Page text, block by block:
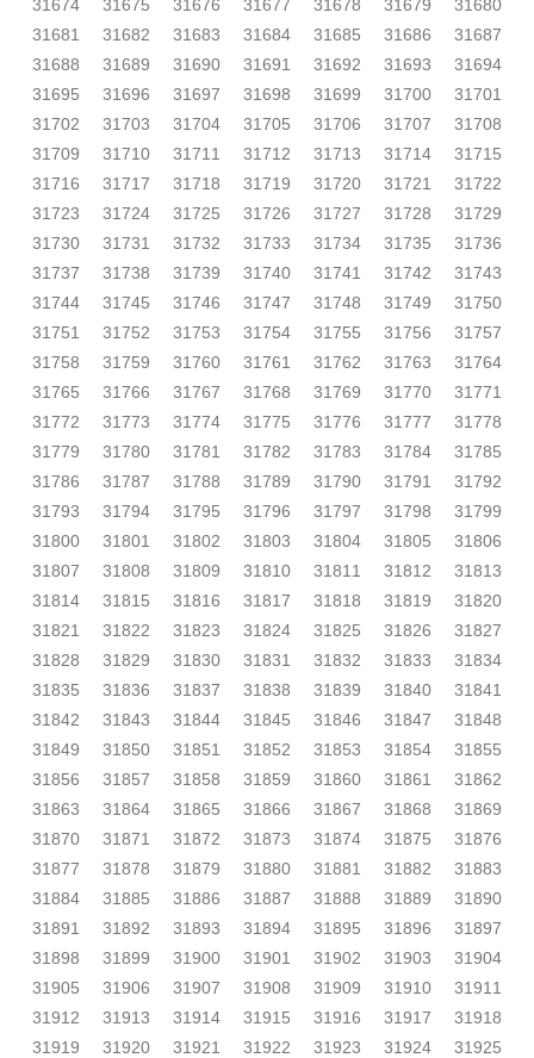
31674 31675 31676 31677 31678 31679
31680
31681
31682 31683 31684 31685 31686
31687
31688
31689 31690 31691 31692 31693
31694
31695
31696 31697 31698 31699 31700
31701
31702
31703 31704 31705 31706 31707
31708
31709
31710 31711 31712 31713 31714
31715
31716
31717 31718 31719 31720 31721
31722
31723
31724 31725 31726 31727 31728
31729
31730
31731 31732 31733 31734 31735
31736
31737
31738 31739 31740 31741 31742
31743
31744
31745 31746 31747 31748 31749
31750
31751
31752 31753 31754 31755 31756
31757
31758
31759 31760 31761 31762 31763
31764
31765
31766 31767 31768 31769 31770
31771
31772
31773 31774 31775 31776 31777
31778
31779
31780 31781 31782 31783 31784
31785
31786
31787 31788 31789 31790 31791
31792
31793
31794 31795 31796 31797 31798
31799
31800
31801 31802 31803 31804 31805
31806
31807
31808 31809 31810 31811 31812
31813
31814
31815 31816 31817 31818 31819
31820
31821
31822 31823 31824 31825 31826
31827
31828
31829 31830 31831 31832 31833
31834
31835
31836 31837 31838 31839 31840
31841
31842
31843 31844 31845 31846 31847
31848
31849
31850 31851 31852 31853 31854
31855
31856
31857 31858 31859 31860 31861
31862
31863
31864 31865 31866 31867 31868
31869
31870
31871 31872 31873 31874 31875
31876
31877
31878 31879 31880 31881 31882
31883
31884
31885 31886 31887 31888 31889
31890
31891
31892 31893 31894 31895 31896
31897
31898
31899 31900 31901 31902 31903
31904
31905
31906 31907 31908 31909 31910
31911
31912
31913 31914 31915 31916 31917
31918
31919
31920 31921 31922 31923 31924
31925